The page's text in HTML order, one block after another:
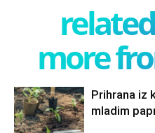
more
Prihrana iz
mladim